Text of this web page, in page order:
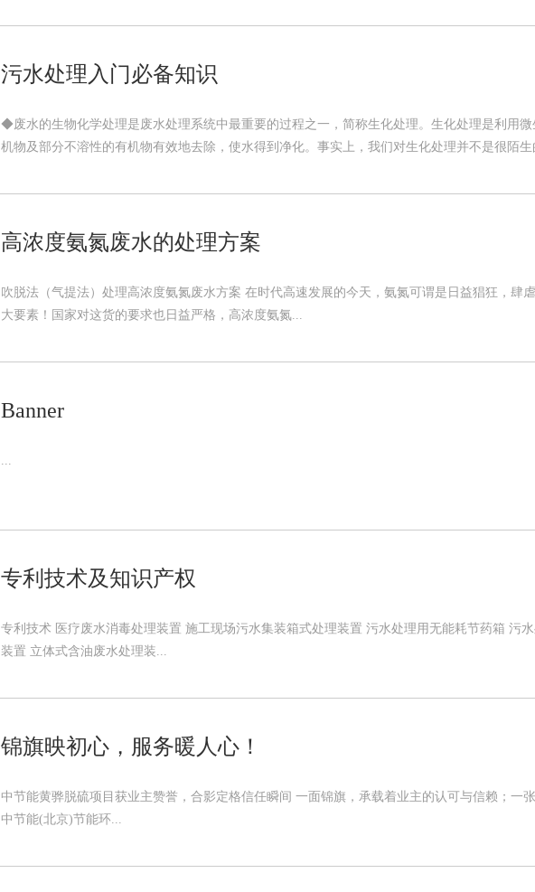
污水处理入门必备知识
◆废水的生物化学处理是废水处理系统中最重要的过程之一，简称生化处理。生化处理是利用
机物及部分不溶性的有机物有效地去除，使水得到净化。事实上，我们对生化处理并不是很陌生
高浓度氨氮废水的处理方案
吹脱法（气提法）处理高浓度氨氮废水方案 在时代高速发展的今天，氨氮可谓是日益猖狂，肆
大要素！国家对这货的要求也日益严格，高浓度氨氮...
Banner
专利技术及知识产权
专利技术 医疗废水消毒处理装置 施工现场污水集装箱式处理装置 污水处理用无能耗节药箱 污
装置 立体式含油废水处理装...
锦旗映初心，服务暖人心！
中节能黄骅脱硫项目获业主赞誉，合影定格信任瞬间 一面锦旗，承载着业主的认可与信赖；一
中节能(北京)节能环...